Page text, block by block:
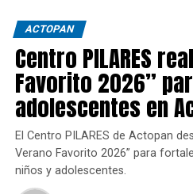
ACTOPAN
Centro PILARES
Favorito 2026”
adolescentes en
El Centro PILARES de Actopan
Verano Favorito 2026” para
niños y adolescentes.